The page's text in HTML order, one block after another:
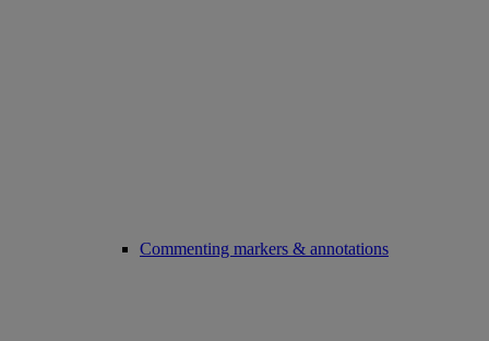
Commenting markers & annotations